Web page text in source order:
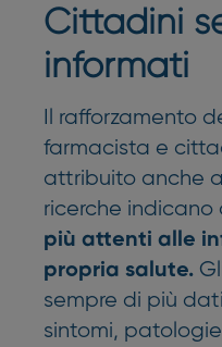
Cittadini
informati
Il rafforzamento
farmacista e
attribuito anche
ricerche
più attenti alle
propria salute.
sempre di più
sintomi,